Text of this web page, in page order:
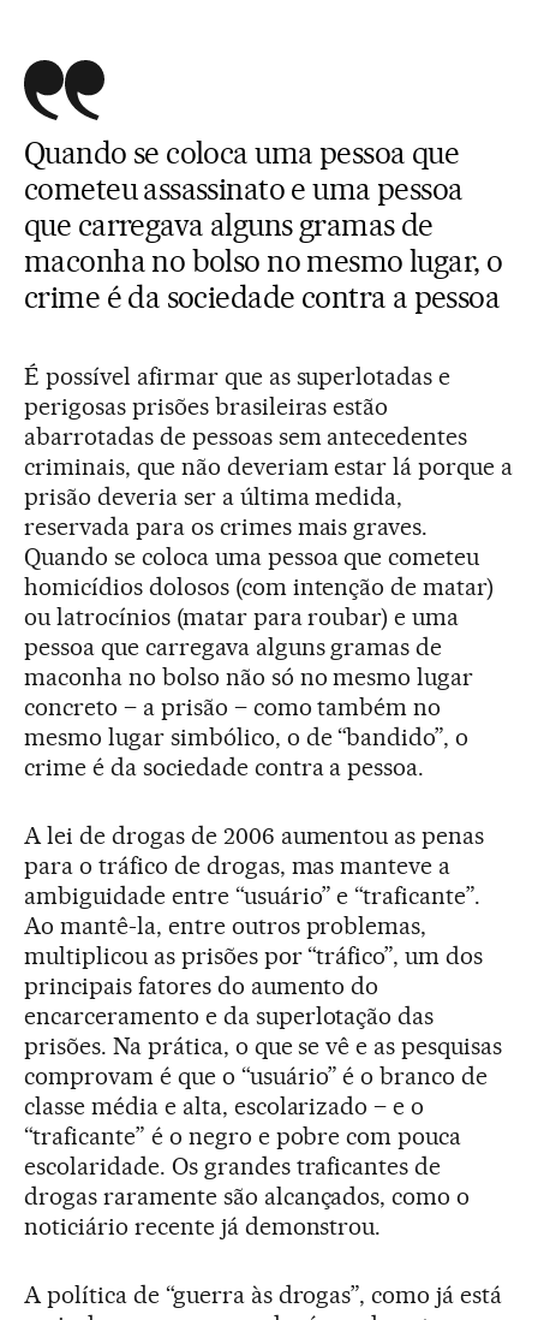
Quando se coloca uma pessoa que
cometeu assassinato e uma pessoa
que carregava alguns gramas de
maconha no bolso no mesmo lugar, o
crime é da sociedade contra a pessoa
É possível afirmar que as superlotadas e
perigosas prisões brasileiras estão
abarrotadas de pessoas sem antecedentes
criminais, que não deveriam estar lá porque a
prisão deveria ser a última medida,
reservada para os crimes mais graves.
Quando se coloca uma pessoa que cometeu
homicídios dolosos (com intenção de matar)
ou latrocínios (matar para roubar) e uma
pessoa que carregava alguns gramas de
maconha no bolso não só no mesmo lugar
concreto – a prisão – como também no
mesmo lugar simbólico, o de “bandido”, o
crime é da sociedade contra a pessoa.
A lei de drogas de 2006 aumentou as penas
para o tráfico de drogas, mas manteve a
ambiguidade entre “usuário” e “traficante”.
Ao mantê-la, entre outros problemas,
multiplicou as prisões por “tráfico”, um dos
principais fatores do aumento do
encarceramento e da superlotação das
prisões. Na prática, o que se vê e as pesquisas
comprovam é que o “usuário” é o branco de
classe média e alta, escolarizado – e o
“traficante” é o negro e pobre com pouca
escolaridade. Os grandes traficantes de
drogas raramente são alcançados, como o
noticiário recente já demonstrou.
A política de “guerra às drogas”, como já está